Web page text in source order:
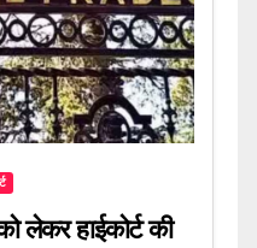
लेकर हाईकोर्ट की